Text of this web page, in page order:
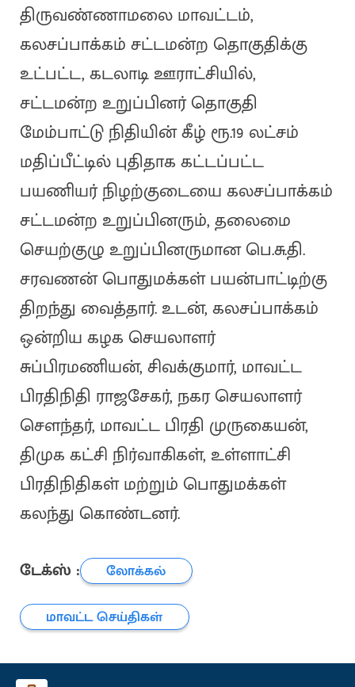
திருவண்ணாமலை மாவட்டம்,
கலசப்பாக்கம் சட்டமன்ற தொகுதிக்கு
உட்பட்ட, கடலாடி ஊராட்சியில்,
சட்டமன்ற உறுப்பினர் தொகுதி
மேம்பாட்டு நிதியின் கீழ் ரூ.19 லட்சம்
மதிப்பீட்டில் புதிதாக கட்டப்பட்ட
பயணியர் நிழற்குடையை கலசப்பாக்கம்
சட்டமன்ற உறுப்பினரும், தலைமை
செயற்குழு உறுப்பினருமான பெ.சு.தி.
சரவணன் பொதுமக்கள் பயன்பாட்டிற்கு
திறந்து வைத்தார். உடன், கலசப்பாக்கம்
ஒன்றிய கழக செயலாளர்
சுப்பிரமணியன், சிவக்குமார், மாவட்ட
பிரதிநிதி ராஜசேகர், நகர செயலாளர்
சௌந்தர், மாவட்ட பிரதி முருகையன்,
திமுக கட்சி நிர்வாகிகள், உள்ளாட்சி
பிரதிநிதிகள் மற்றும் பொதுமக்கள்
கலந்து கொண்டனர்.
டேக்ஸ் :
லோக்கல்
மாவட்ட செய்திகள்